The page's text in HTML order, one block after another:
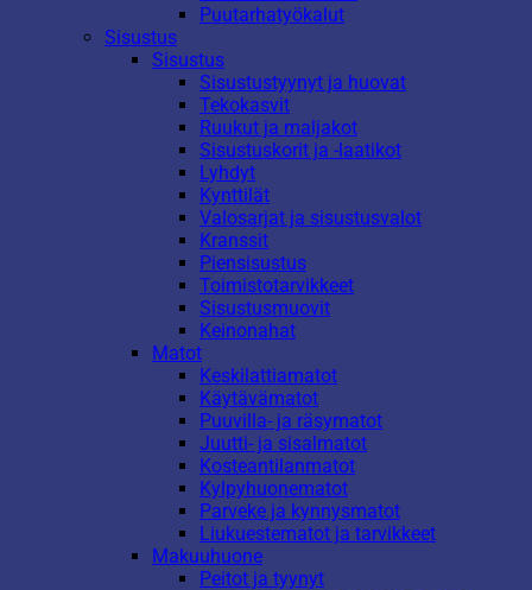
Puutarhatyökalut
Sisustus
Sisustus
Sisustustyynyt ja huovat
Tekokasvit
Ruukut ja maljakot
Sisustuskorit ja -laatikot
Lyhdyt
Kynttilät
Valosarjat ja sisustusvalot
Kranssit
Piensisustus
Toimistotarvikkeet
Sisustusmuovit
Keinonahat
Matot
Keskilattiamatot
Käytävämatot
Puuvilla- ja räsymatot
Juutti- ja sisalmatot
Kosteantilanmatot
Kylpyhuonematot
Parveke ja kynnysmatot
Liukuestematot ja tarvikkeet
Makuuhuone
Peitot ja tyynyt